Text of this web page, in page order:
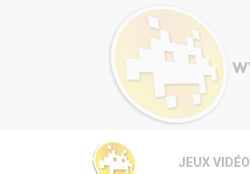
JEUX VIDÉO